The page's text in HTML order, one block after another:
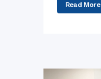
Read More